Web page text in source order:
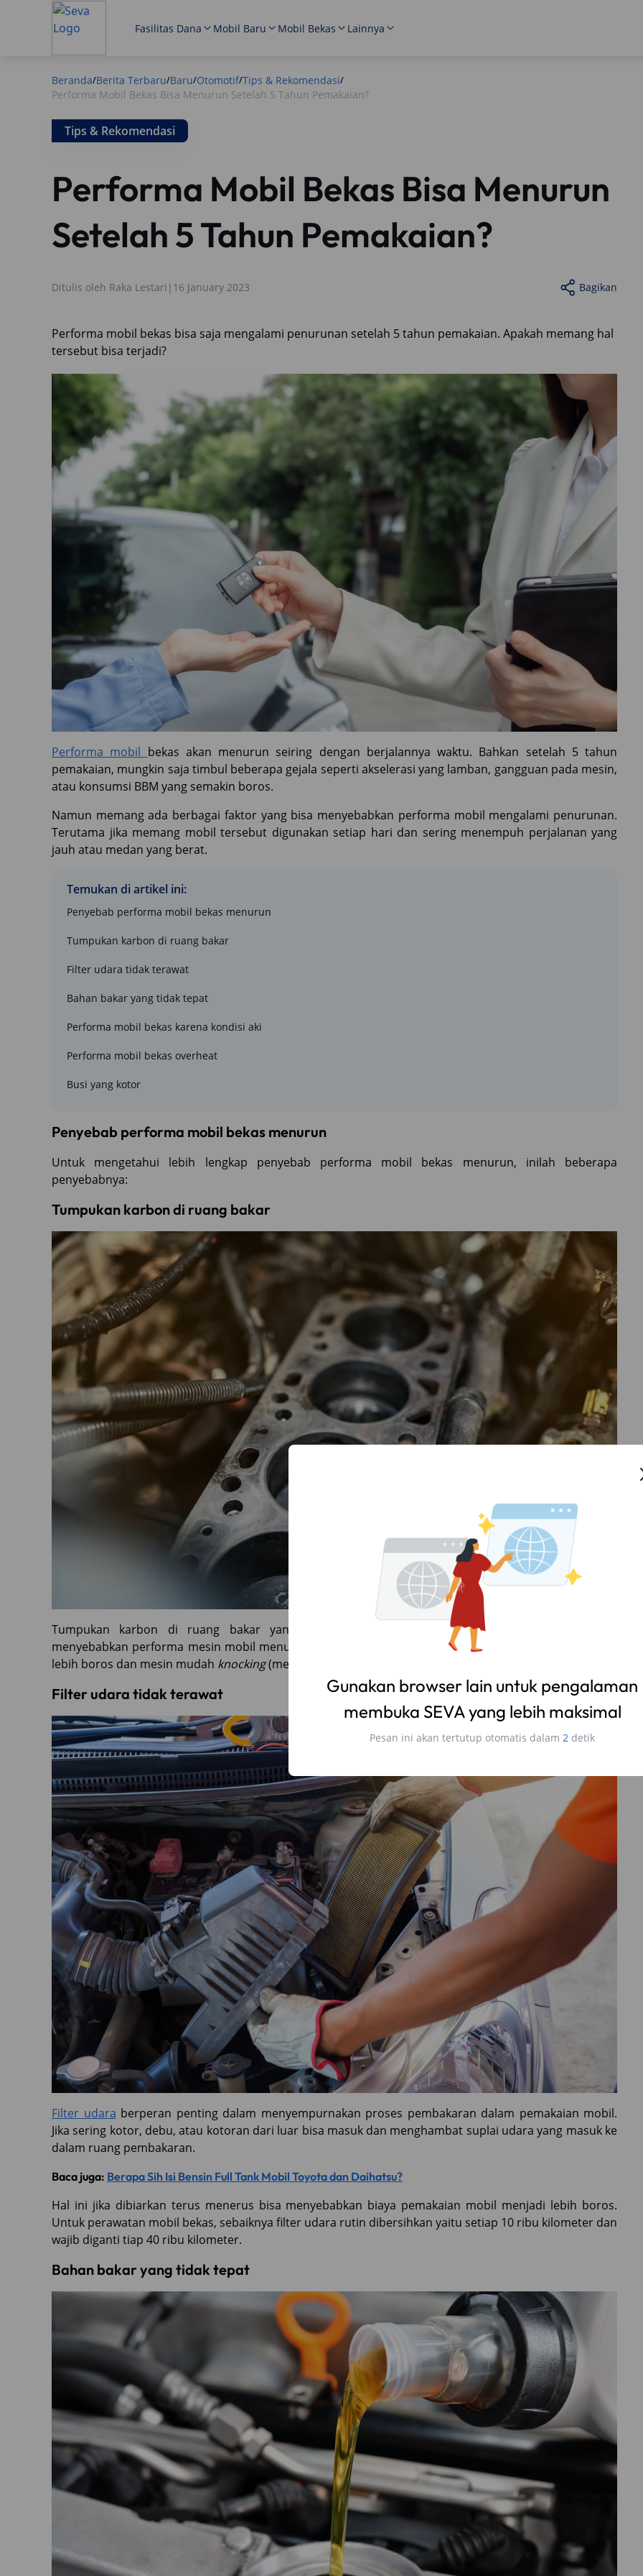
Fasilitas Dana Mobil Baru Mobil Bekas Lainnya
Beranda/Berita Terbaru/Baru/Otomotif/Tips & Rekomendasi/
Performa Mobil Bekas Bisa Menurun Setelah 5 Tahun Pemakaian?
Tips & Rekomendasi
Performa Mobil Bekas Bisa Menurun
Setelah 5 Tahun Pemakaian?
Ditulis oleh Raka Lestari | 16 January 2023 Bagikan
Performa mobil bekas bisa saja mengalami penurunan setelah 5 tahun pemakaian. Apakah memang hal
tersebut bisa terjadi?
Performa mobil bekas akan menurun seiring dengan berjalannya waktu. Bahkan setelah 5 tahun
pemakaian, mungkin saja timbul beberapa gejala seperti akselerasi yang lamban, gangguan pada mesin,
atau konsumsi BBM yang semakin boros.
Namun memang ada berbagai faktor yang bisa menyebabkan performa mobil mengalami penurunan.
Terutama jika memang mobil tersebut digunakan setiap hari dan sering menempuh perjalanan yang
jauh atau medan yang berat.
Temukan di artikel ini:
Penyebab performa mobil bekas menurun
Tumpukan karbon di ruang bakar
Filter udara tidak terawat
Bahan bakar yang tidak tepat
Performa mobil bekas karena kondisi aki
Performa mobil bekas overheat
Busi yang kotor
Penyebab performa mobil bekas menurun
Untuk mengetahui lebih lengkap penyebab performa mobil bekas menurun, inilah beberapa
penyebabnya:
Tumpukan karbon di ruang bakar
Tumpukan karbon di ruang bakar yang diakibatkan oleh pembakaran yang tidak sempurna
menyebabkan performa mesin mobil menurun drastis. Efeknya adalah konsumsi bahan bakar menjadi
lebih boros dan mesin mudah knocking(menggelitik).
Filter udara tidak terawat
Filter udara berperan penting dalam menyempurnakan proses pembakaran dalam pemakaian mobil.
Jika sering kotor, debu, atau kotoran dari luar bisa masuk dan menghambat suplai udara yang masuk ke
dalam ruang pembakaran.
Baca juga: Berapa Sih Isi Bensin Full Tank Mobil Toyota dan Daihatsu?
Hal ini jika dibiarkan terus menerus bisa menyebabkan biaya pemakaian mobil menjadi lebih boros.
Untuk perawatan mobil bekas, sebaiknya filter udara rutin dibersihkan yaitu setiap 10 ribu kilometer dan
wajib diganti tiap 40 ribu kilometer.
Bahan bakar yang tidak tepat